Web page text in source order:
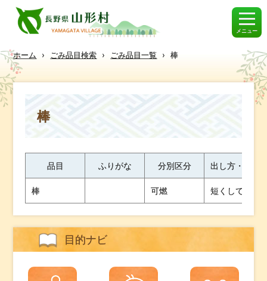
メニュー
ホーム › ごみ品目検索 › ごみ品目一覧 › 棒
棒
品目 ふりがな 分別区分 出し方・ワン
棒 可燃 短くしてくだ
目的ナビ